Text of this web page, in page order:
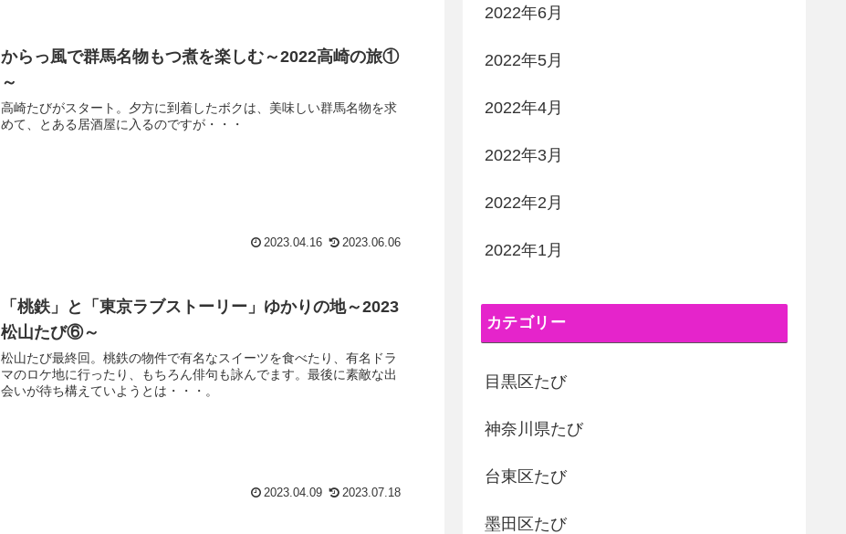
からっ風で群馬名物もつ煮を楽しむ～2022高崎の旅①
～
高崎たびがスタート。夕方に到着したボクは、美味しい群馬名物を求
めて、とある居酒屋に入るのですが・・・
2023.04.16 2023.06.06
「桃鉄」と「東京ラブストーリー」ゆかりの地～2023
松山たび⑥～
松山たび最終回。桃鉄の物件で有名なスイーツを食べたり、有名ドラ
マのロケ地に行ったり、もちろん俳句も詠んでます。最後に素敵な出
会いが待ち構えていようとは・・・。
2023.04.09 2023.07.18
2022年6月
2022年5月
2022年4月
2022年3月
2022年2月
2022年1月
カテゴリー
目黒区たび
神奈川県たび
台東区たび
墨田区たび